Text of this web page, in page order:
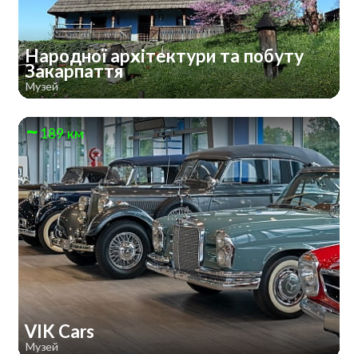
Народної архітектури та побуту
Закарпаття
Музей
189 км
VIK Cars
Музей